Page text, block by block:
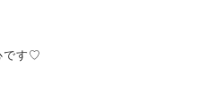
です♡